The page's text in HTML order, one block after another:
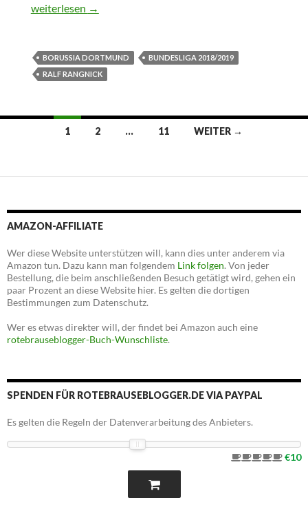
Siebtes Pflichtspiel als Startschuss in die Saison
weiterlesen →
BORUSSIA DORTMUND
BUNDESLIGA 2018/2019
RALF RANGNICK
Beitrags-
1 2 … 11 WEITER →
AMAZON-AFFILIATE
Wer diese Website unterstützen will, kann dies unter anderem via
Amazon tun. Dazu kann man folgendem Link folgen. Von jeder
Bestellung, die beim anschließenden Besuch getätigt wird, gehen ein
paar Prozent an diese Website hier. Es gelten die dortigen
Bestimmungen zum Datenschutz.
Wer es etwas direkter will, der findet bei Amazon auch eine
rotebrauseblogger-Buch-Wunschliste.
SPENDEN FÜR ROTEBRAUSEBLOGGER.DE VIA PAYPAL
Es gelten die Regeln der Datenverarbeitung des Anbieters.
€10